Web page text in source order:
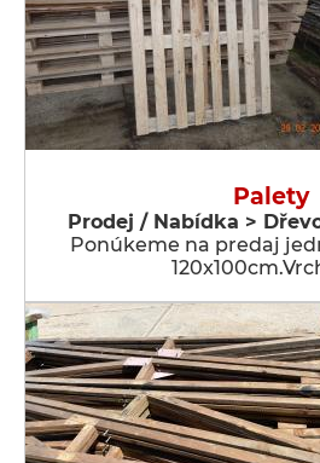
Palety
Prodej / Nabídka >
Ponúkeme na predaj